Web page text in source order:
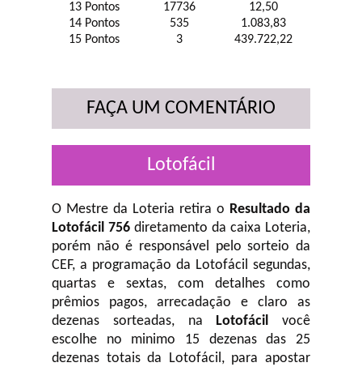
13 Pontos
17736
12,50
14 Pontos
535
1.083,83
15 Pontos
3 439.722,22
FAÇA UM COMENTÁRIO
Lotofácil
O Mestre da Loteria retira o Resultado da
Lotofácil 756 diretamento da caixa Loteria,
porém não é responsável pelo sorteio da
CEF, a programação da Lotofácil segundas,
quartas e sextas, com detalhes como
prêmios pagos, arrecadação e claro as
dezenas sorteadas, na Lotofácil você
escolhe no minimo 15 dezenas das 25
dezenas totais da Lotofácil, para apostar